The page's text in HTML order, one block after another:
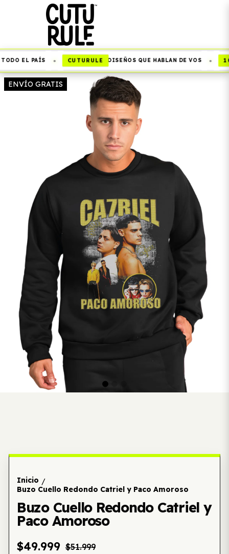
EL PAÍS CUTURULE DISEÑOS QUE HABLAN DE VOS
ENVÍO GRATIS
Inicio /
Buzo Cuello Redondo Catriel y Paco Amoroso
Buzo Cuello Redondo Catriel y
Paco Amoroso
$49.999 $51.999